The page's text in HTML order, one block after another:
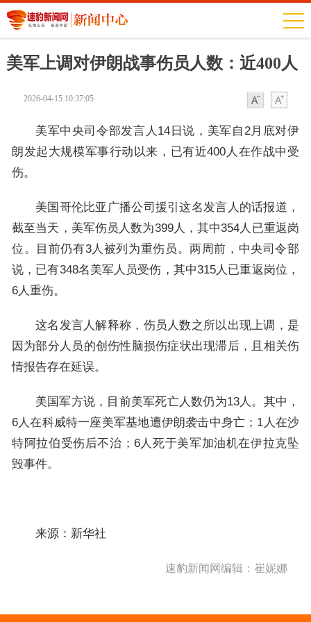
美军上调对伊朗战事伤员人数：近400人
2026-04-15 10:37:05
美军中央司令部发言人14日说，美军自2月底对伊
朗发起大规模军事行动以来，已有近400人在作战中受
伤。
美国哥伦比亚广播公司援引这名发言人的话报道，
截至当天，美军伤员人数为399人，其中354人已重返岗
位。目前仍有3人被列为重伤员。两周前，中央司令部
说，已有348名美军人员受伤，其中315人已重返岗位，
6人重伤。
这名发言人解释称，伤员人数之所以出现上调，是
因为部分人员的创伤性脑损伤症状出现滞后，且相关伤
情报告存在延误。
美国军方说，目前美军死亡人数仍为13人。其中，
6人在科威特一座美军基地遭伊朗袭击中身亡；1人在沙
特阿拉伯受伤后不治；6人死于美军加油机在伊拉克坠
毁事件。
来源：新华社
速豹新闻网编辑：崔妮娜